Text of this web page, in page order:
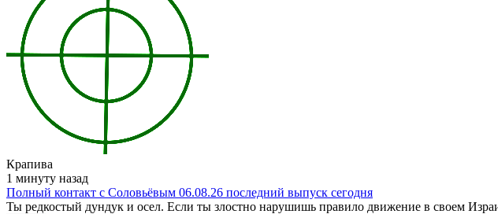
Крапива
1 минуту назад
Полный контакт с Соловьёвым 06.08.26 последний выпуск сегодня
Ты редкостый дундук и осел. Если ты злостно нарушишь правило движение в своем